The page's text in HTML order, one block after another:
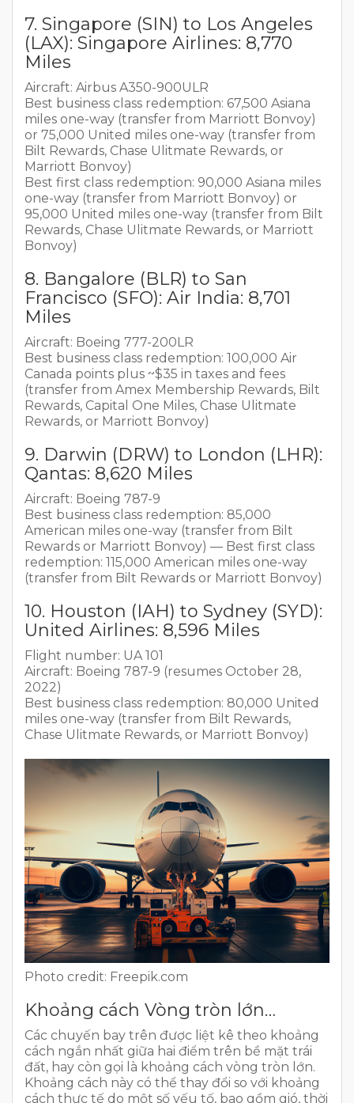
7. Singapore (SIN) to Los Angeles
(LAX): Singapore Airlines: 8,770
Miles
Aircraft: Airbus A350-900ULR
Best business class redemption: 67,500 Asiana
miles one-way (transfer from Marriott Bonvoy)
or 75,000 United miles one-way (transfer from
Bilt Rewards, Chase Ulitmate Rewards, or
Marriott Bonvoy)
Best first class redemption: 90,000 Asiana miles
one-way (transfer from Marriott Bonvoy) or
95,000 United miles one-way (transfer from Bilt
Rewards, Chase Ulitmate Rewards, or Marriott
Bonvoy)
8. Bangalore (BLR) to San
Francisco (SFO): Air India: 8,701
Miles
Aircraft: Boeing 777-200LR
Best business class redemption: 100,000 Air
Canada points plus ~$35 in taxes and fees
(transfer from Amex Membership Rewards, Bilt
Rewards, Capital One Miles, Chase Ulitmate
Rewards, or Marriott Bonvoy)
9. Darwin (DRW) to London (LHR):
Qantas: 8,620 Miles
Aircraft: Boeing 787-9
Best business class redemption: 85,000
American miles one-way (transfer from Bilt
Rewards or Marriott Bonvoy) — Best first class
redemption: 115,000 American miles one-way
(transfer from Bilt Rewards or Marriott Bonvoy)
10. Houston (IAH) to Sydney (SYD):
United Airlines: 8,596 Miles
Flight number: UA 101
Aircraft: Boeing 787-9 (resumes October 28,
2022)
Best business class redemption: 80,000 United
miles one-way (transfer from Bilt Rewards,
Chase Ulitmate Rewards, or Marriott Bonvoy)
Photo credit: Freepik.com
Khoảng cách Vòng tròn lớn…
Các chuyến bay trên được liệt kê theo khoảng
cách ngắn nhất giữa hai điểm trên bề mặt trái
đất, hay còn gọi là khoảng cách vòng tròn lớn.
Khoảng cách này có thể thay đổi so với khoảng
cách thực tế do một số yếu tố, bao gồm gió, thời